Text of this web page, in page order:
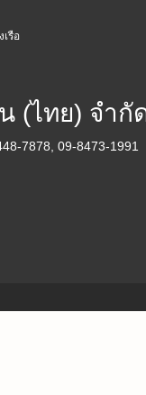
รือ
(ไทย) จำกั
7878, 09-8473-1991